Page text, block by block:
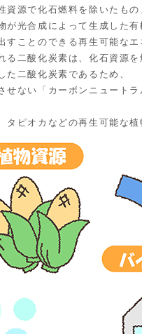
源で化石燃料を除いたもの
光合成によって生成した有
ことのできる再生可能なエ
二酸化炭素は、化石資源
二酸化炭素であるため、
ない「カーボンニュートラ
ピオカなどの再生可能な植